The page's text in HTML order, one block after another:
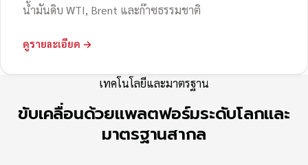
น้ำมันดิบ WTI, Brent และก๊าซธรรมชาติ
ดูรายละเอียด →
เทคโนโลยีและมาตรฐาน
ขับเคลื่อนด้วยแพลตฟอร์มระดับโลกและ
มาตรฐานสากล